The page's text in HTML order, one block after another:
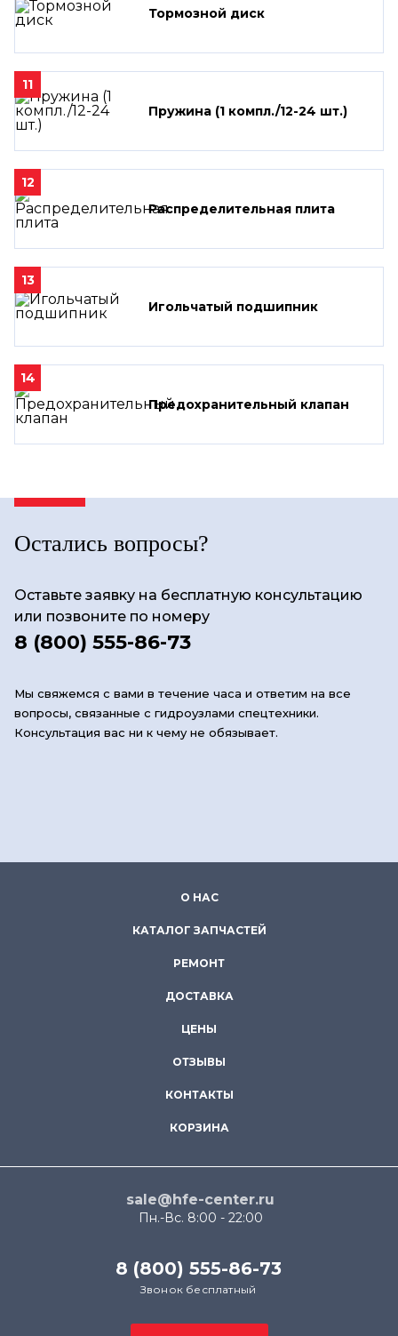
Тормозной диск
11
Пружина (1 компл./12-24 шт.)
12
Распределительная плита
13
Игольчатый подшипник
14
Предохранительный клапан
Остались вопросы?
Оставьте заявку на бесплатную консультацию
или позвоните по номеру
8 (800) 555-86-73
Мы свяжемся с вами в течение часа и ответим на все
вопросы, связанные с гидроузлами спецтехники.
Консультация вас ни к чему не обязывает.
О НАС
КАТАЛОГ ЗАПЧАСТЕЙ
РЕМОНТ
ДОСТАВКА
ЦЕНЫ
ОТЗЫВЫ
КОНТАКТЫ
КОРЗИНА
sale@hfe-center.ru
Пн.-Вс. 8:00 - 22:00
8 (800) 555-86-73
Звонок бесплатный